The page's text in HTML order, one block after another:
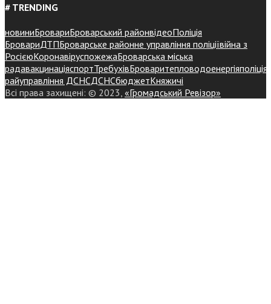
# TRENDING
новиниБровариБроварський районвідеоПоліція
БровариДТПБроварське районне управління поліціївійна з
РосієюКоронавіруспожежаБроварська міська
радавакцинаціяспортТребухівБроваритепловодоенергіяполіція
райуправління ДСНСДСНСбюджетКняжичі
Всі права захищені: © 2023, «Громадський Ревізор»